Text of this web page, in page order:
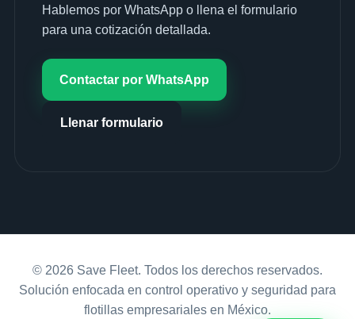
Hablemos por WhatsApp o llena el formulario
para una cotización detallada.
Contactar por WhatsApp
Llenar formulario
© 2026 Save Fleet. Todos los derechos reservados.
Solución enfocada en control operativo y seguridad para
flotillas empresariales en México.